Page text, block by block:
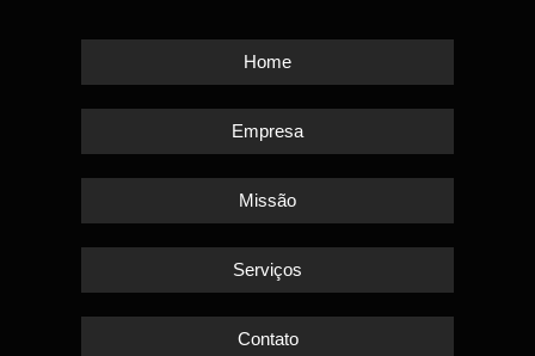
Home
Empresa
Missão
Serviços
Contato